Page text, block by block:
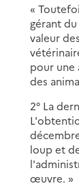
«
gérant
valeur
pour une
des
2° La
loup et
œuvre. »